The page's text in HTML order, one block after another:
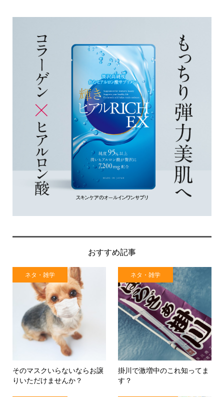
おすすめ記事
ネタ・雑学
そのマスクいらないならお譲
りいただけませんか？
ネタ・雑学
掛川で激増中のこれ知ってま
す？